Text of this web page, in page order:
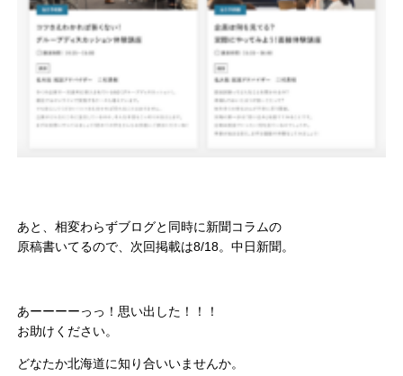
あと、相変わらずブログと同時に新聞コラムの
原稿書いてるので、次回掲載は8/18。中日新聞。
あーーーーっっ！思い出した！！！
お助けください。
どなたか北海道に知り合いいませんか。